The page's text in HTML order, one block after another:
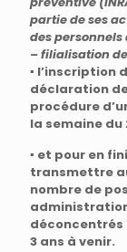
partie de ses
des personnels
– filialisation
▪ l’inscription
déclaration
procédure
la semaine du
▪ et pour en
transmettre
nombre de
déconcentrés
3 ans à venir.